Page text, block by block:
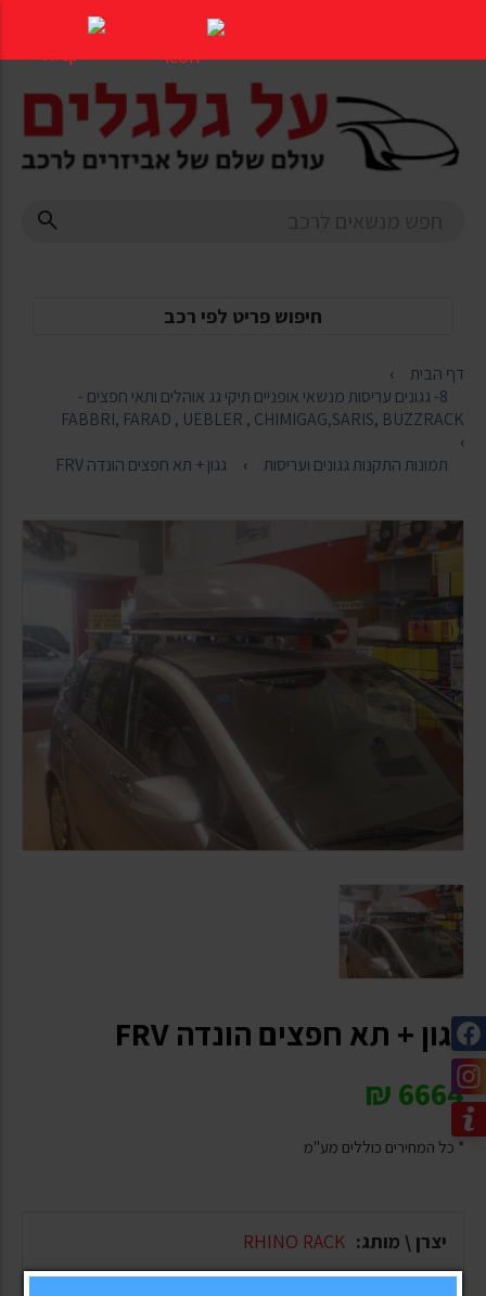
העמוד
חיפוש פריט לפי רכב
דף הבית
8- גגונים עריסות מנשאי אופניים תיקי גג אוהלים ותאי חפצים -
FABBRI, FARAD , UEBLER , CHIMIGAG,SARIS, BUZZRACK
תמונות התקנות גגונים ועריסות
גגון + תא חפצים הונדה FRV
גגון + תא חפצים הונדה FRV
6664
₪
* כל המחירים כוללים מע"מ
יצרן \ מותג: RHINO RACK